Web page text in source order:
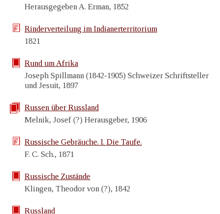
Herausgegeben A. Erman, 1852
Rinderverteilung im Indianerterritorium
1821
Rund um Afrika
Joseph Spillmann (1842-1905) Schweizer Schriftsteller
und Jesuit, 1897
Russen über Russland
Melnik, Josef (?) Herausgeber, 1906
Russische Gebräuche. I. Die Taufe.
F. C. Sch., 1871
Russische Zustände
Klingen, Theodor von (?), 1842
Russland